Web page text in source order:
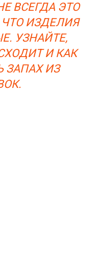
ВСЕГДА ЭТО
ЧТО ИЗДЕЛИЯ
УЗНАЙТЕ,
И КАК
ЗАПАХ ИЗ